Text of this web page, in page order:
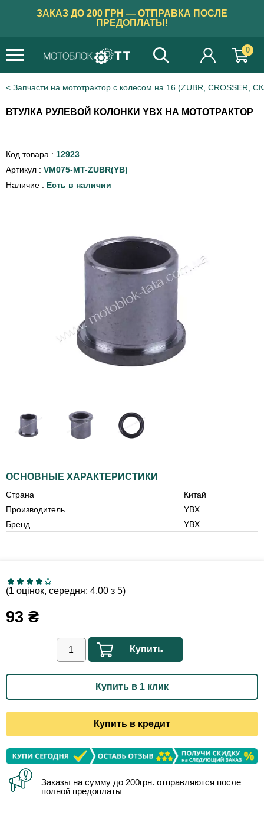
ЗАКАЗ ДО 200 ГРН — ОТПРАВКА ПОСЛЕ
ПРЕДОПЛАТЫ!
0
Запчасти на мототрактор с колесом на 16 (ZUBR, CROSSER,
ВТУЛКА РУЛЕВОЙ КОЛОНКИ YBX НА МОТОТРАКТОР
Код товара : 12923
Артикул : VM075-MT-ZUBR(YB)
Наличие : Есть в наличии
ОСНОВНЫЕ ХАРАКТЕРИСТИКИ
Страна
Китай
Производитель
YBX
Бренд
YBX
(1 оцінок, середня: 4,00 з 5)
93 ₴
Купить
Купить в 1 клик
Купить в кредит
Заказы на сумму до 200грн. отправляются после
полной предоплаты